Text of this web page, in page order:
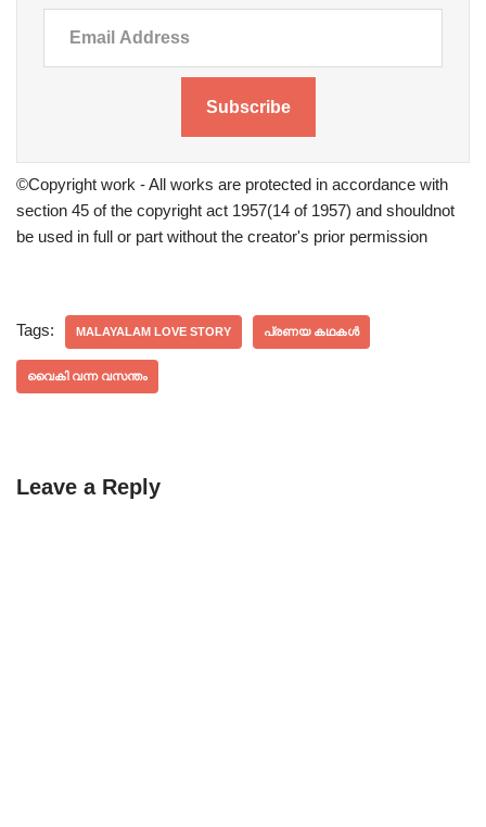
Subscribe
©Copyright work - All works are protected in accordance with
section 45 of the copyright act 1957(14 of 1957) and shouldnot
be used in full or part without the creator's prior permission
Tags: MALAYALAM LOVE STORY പ്രണയ കഥകൾ
വൈകി വന്ന വസന്തം
Leave a Reply